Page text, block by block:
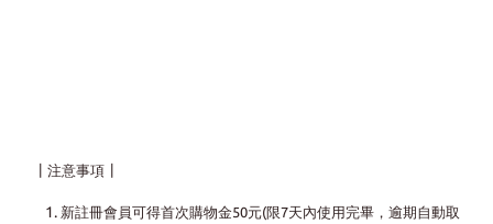
┃注意事項┃
新註冊會員可得首次購物金50元(限7天內使用完畢，逾期自動取